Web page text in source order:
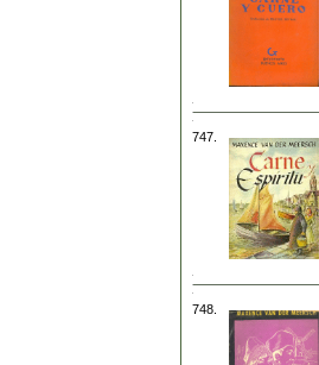
747.
748.